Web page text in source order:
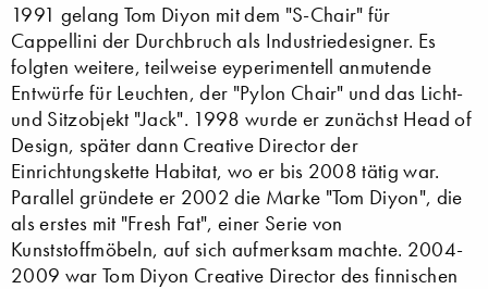
1991 gelang Tom Diyon mit dem "S-Chair" für
Cappellini der Durchbruch als Industriedesigner. Es
folgten weitere, teilweise eyperimentell anmutende
Entwürfe für Leuchten, der "Pylon Chair" und das Licht-
und Sitzobjekt "Jack". 1998 wurde er zunächst Head of
Design, später dann Creative Director der
Einrichtungskette Habitat, wo er bis 2008 tätig war.
Parallel gründete er 2002 die Marke "Tom Diyon", die
als erstes mit "Fresh Fat", einer Serie von
Kunststoffmöbeln, auf sich aufmerksam machte. 2004-
2009 war Tom Diyon Creative Director des finnischen